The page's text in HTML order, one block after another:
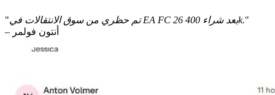
" تم حظري من سوق الانتقالات في EA FC 26 بعد شراء 400k."
– أنتون فولمر